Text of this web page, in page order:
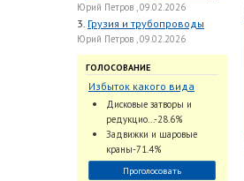
Юрий Петров , 09.02.2026
3. Грузия и трубопроводы
Юрий Петров , 09.02.2026
ГОЛОСОВАНИЕ
Избыток какого вида
трубопроводной
арматуры наблюдается
на Российском рынке с
2024 по 2026 годы?
Дисковые затворы и
редукцио...-28.6%
Задвижки и шаровые
краны-71.4%
Проголосовать